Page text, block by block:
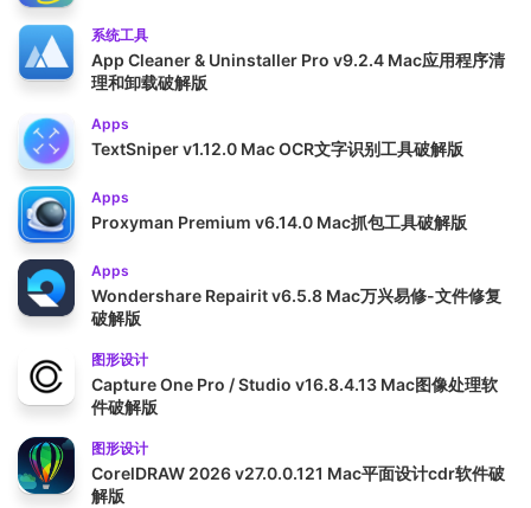
系统工具
App Cleaner & Uninstaller Pro v9.2.4 Mac应用程序清
理和卸载破解版
Apps
TextSniper v1.12.0 Mac OCR文字识别工具破解版
Apps
Proxyman Premium v6.14.0 Mac抓包工具破解版
Apps
Wondershare Repairit v6.5.8 Mac万兴易修-文件修复
破解版
图形设计
Capture One Pro / Studio v16.8.4.13 Mac图像处理软
件破解版
图形设计
CorelDRAW 2026 v27.0.0.121 Mac平面设计cdr软件破
解版